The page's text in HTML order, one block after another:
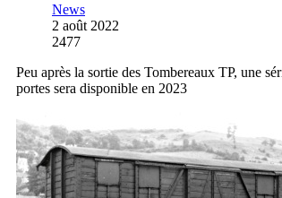
News
2 août 2022
2477
Peu après la sortie des Tombereaux TP, une
portes sera disponible en 2023